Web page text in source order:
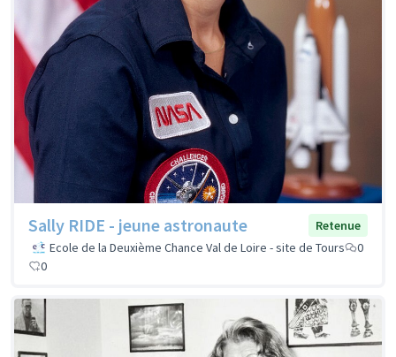
Sally RIDE - jeune astronaute
Retenue
Ecole de la Deuxième Chance Val de Loire - site de Tours
0
0